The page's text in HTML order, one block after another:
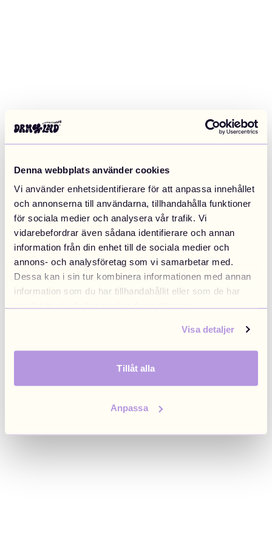
Denna webbplats använder cookies
Vi använder enhetsidentifierare för att anpassa innehållet
och annonserna till användarna, tillhandahålla funktioner
för sociala medier och analysera vår trafik. Vi
vidarebefordrar även sådana identifierare och annan
information från din enhet till de sociala medier och
annons- och analysföretag som vi samarbetar med.
Dessa kan i sin tur kombinera informationen med annan
information som du har tillhandahållit eller som de har
samlat in när du har använt deras tjänster.
Visa detaljer
Tillåt alla
Anpassa
Application error: a client-side exception has occurred (see the
browser console for more information).